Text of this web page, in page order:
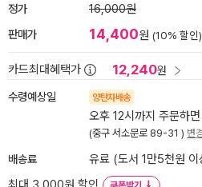
정가 16,000원
판매가 14,400원 (10% 할인
카드최대혜택가 12,240원
수령예상일 양탄자배송
오후 12시까지 주문하면
(중구 서소문로 89-31 ) 변
배송료
유료 (도서 1만5천원 이